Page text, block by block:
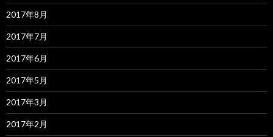
2017年8月
2017年7月
2017年6月
2017年5月
2017年3月
2017年2月